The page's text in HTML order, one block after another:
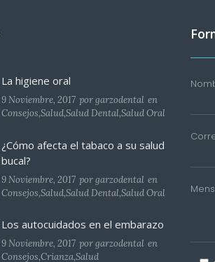
La higiene oral
9 Noviembre, 2017 porgarzodental en
Consejos,Salud,Salud Dental,Salud Oral
¿Cómo afecta el tabaco a su salud
bucal?
9 Noviembre, 2017 porgarzodental en
Consejos,Salud,Salud Dental,Salud Oral
Los autocuidados en el embarazo
9 Noviembre, 2017 porgarzodental en
Consejos,Crianza,Salud